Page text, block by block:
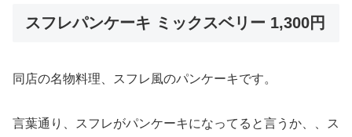
スフレパンケーキ ミックスベリー 1,300円
同店の名物料理、スフレ風のパンケーキです。
言葉通り、スフレがパンケーキになってると言うか、、ス